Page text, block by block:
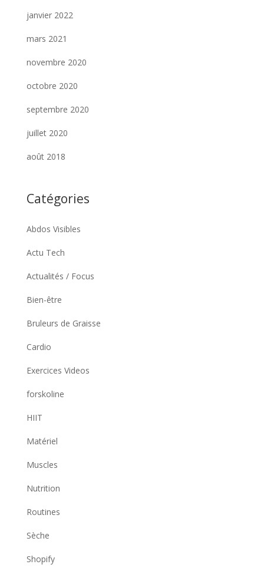
janvier 2022
mars 2021
novembre 2020
octobre 2020
septembre 2020
juillet 2020
août 2018
Catégories
Abdos Visibles
Actu Tech
Actualités / Focus
Bien-être
Bruleurs de Graisse
Cardio
Exercices Videos
forskoline
HIIT
Matériel
Muscles
Nutrition
Routines
Sèche
Shopify